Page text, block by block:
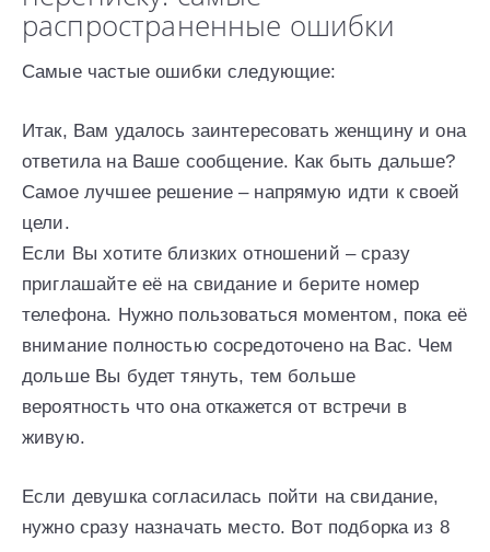
распространенные ошибки
Самые частые ошибки следующие:
Итак, Вам удалось заинтересовать женщину и она
ответила на Ваше сообщение. Как быть дальше?
Самое лучшее решение – напрямую идти к своей
цели.
Если Вы хотите близких отношений – сразу
приглашайте её на свидание и берите номер
телефона. Нужно пользоваться моментом, пока её
внимание полностью сосредоточено на Вас. Чем
дольше Вы будет тянуть, тем больше
вероятность что она откажется от встречи в
живую.
Если девушка согласилась пойти на свидание,
нужно сразу назначать место. Вот подборка из 8